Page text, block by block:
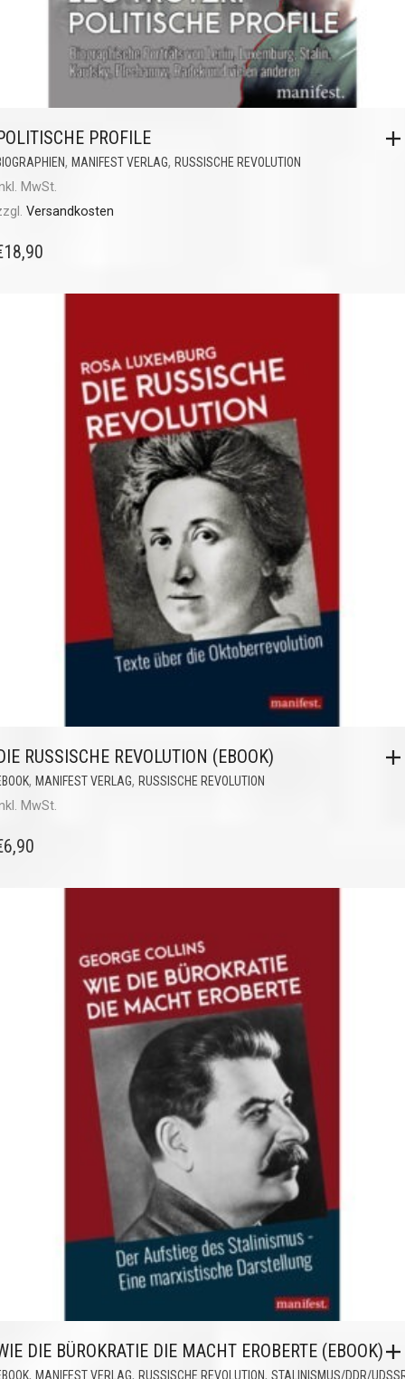
PROFILE
, MANIFEST VERLAG, RUSSISCHE REVOLUTION
MwSt.
Versandkosten
18,90
RUSSISCHE REVOLUTION (EBOOK)
, MANIFEST VERLAG, RUSSISCHE REVOLUTION
MwSt.
6,90
DIE BÜROKRATIE DIE MACHT EROBERTE (EBOOK)
, MANIFEST VERLAG, RUSSISCHE REVOLUTION, STALINISMUS/DDR/